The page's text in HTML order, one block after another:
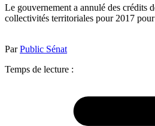
Le gouvernement a annulé des crédits
collectivités territoriales pour 2017
ParPublic Sénat
Temps de lecture :